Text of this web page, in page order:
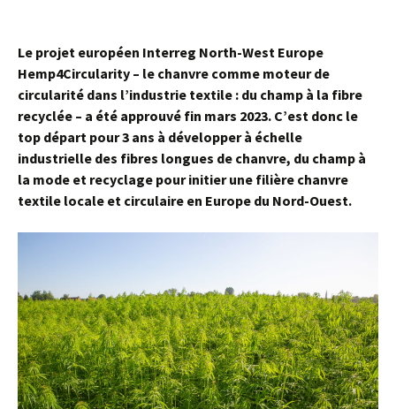
Le projet européen Interreg North-West Europe
Hemp4Circularity – le chanvre comme moteur de
circularité dans l’industrie textile : du champ à la fibre
recyclée – a été approuvé fin mars 2023. C’est donc le
top départ pour 3 ans à développer à échelle
industrielle des fibres longues de chanvre, du champ à
la mode et recyclage pour initier une filière chanvre
textile locale et circulaire en Europe du Nord-Ouest.